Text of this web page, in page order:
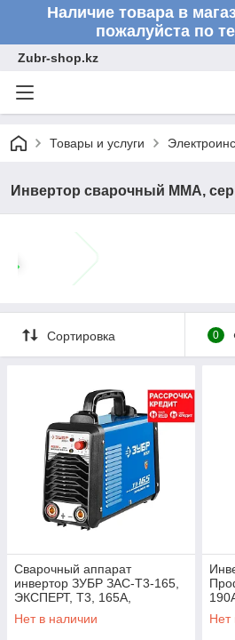
Наличие товара в
пожалуйста по
Zubr-shop.kz
Товары и услуги
Инвертор сварочный MMA,
Сортировка 0
Сварочный аппарат
инвертор ЗУБР ЗАС-Т3-165,
ЭКСПЕРТ, T3, 165А,
MMA/TIG LIFT, IGBT, VRD,
ПВ-60%, 1*220В (мин
Нет в наличии Нет